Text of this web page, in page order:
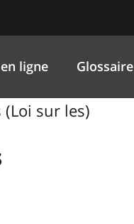
ligne Glossaire
(Loi sur les)